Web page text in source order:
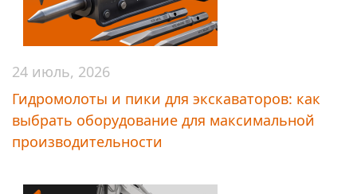
24 июль, 2026
Гидромолоты и пики для экскаваторов: как
выбрать оборудование для максимальной
производительности